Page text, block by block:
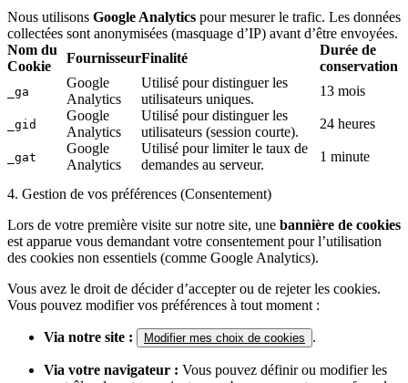
Nous utilisons Google Analytics pour mesurer le trafic. Les données
collectées sont anonymisées (masquage d’IP) avant d’être envoyées.
Nom du
Cookie
FournisseurFinalité
Durée de
conservation
_ga
Google
Analytics
Utilisé pour distinguer les
utilisateurs uniques.
13 mois
_gid
Google
Analytics
Utilisé pour distinguer les
utilisateurs (session courte).
24 heures
_gat
Google
Analytics
Utilisé pour limiter le taux de
demandes au serveur.
1 minute
4. Gestion de vos préférences (Consentement)
Lors de votre première visite sur notre site, une bannière de cookies
est apparue vous demandant votre consentement pour l’utilisation
des cookies non essentiels (comme Google Analytics).
Vous avez le droit de décider d’accepter ou de rejeter les cookies.
Vous pouvez modifier vos préférences à tout moment :
Via notre site : Modifier mes choix de cookies .
Via votre navigateur : Vous pouvez définir ou modifier les